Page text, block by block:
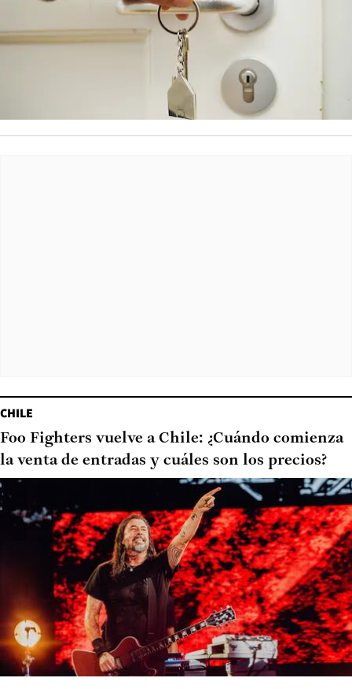
CHILE
Foo Fighters vuelve a Chile: ¿Cuándo comienza
la venta de entradas y cuáles son los precios?